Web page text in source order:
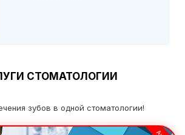
СТОМАТОЛОГИИ
зубов в одной стоматологии!